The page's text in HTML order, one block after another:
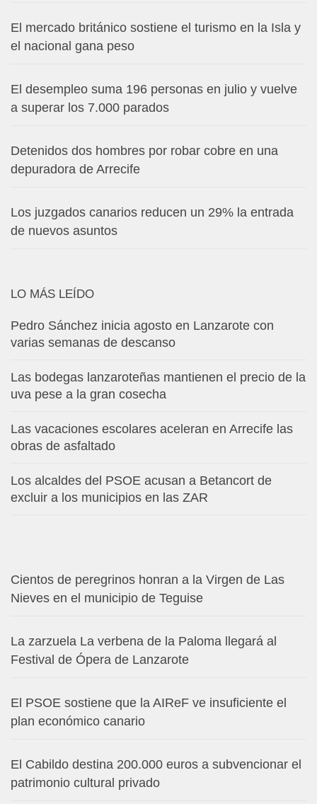
El mercado británico sostiene el turismo en la Isla y
el nacional gana peso
El desempleo suma 196 personas en julio y vuelve
a superar los 7.000 parados
Detenidos dos hombres por robar cobre en una
depuradora de Arrecife
Los juzgados canarios reducen un 29% la entrada
de nuevos asuntos
LO MÁS LEÍDO
Pedro Sánchez inicia agosto en Lanzarote con
varias semanas de descanso
Las bodegas lanzaroteñas mantienen el precio de la
uva pese a la gran cosecha
Las vacaciones escolares aceleran en Arrecife las
obras de asfaltado
Los alcaldes del PSOE acusan a Betancort de
excluir a los municipios en las ZAR
Cientos de peregrinos honran a la Virgen de Las
Nieves en el municipio de Teguise
La zarzuela La verbena de la Paloma llegará al
Festival de Ópera de Lanzarote
El PSOE sostiene que la AIReF ve insuficiente el
plan económico canario
El Cabildo destina 200.000 euros a subvencionar el
patrimonio cultural privado